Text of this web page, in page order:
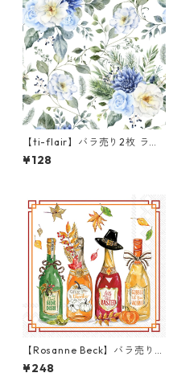
【ti-flair】バラ売り2枚 ラン
チサイズ ペーパーナプキン Wi
nter Florals ブルー
¥128
【Rosanne Beck】バラ売り2
枚 カクテルサイズ ペーパーナ
プキン Fall Bottles ホワイト
¥248